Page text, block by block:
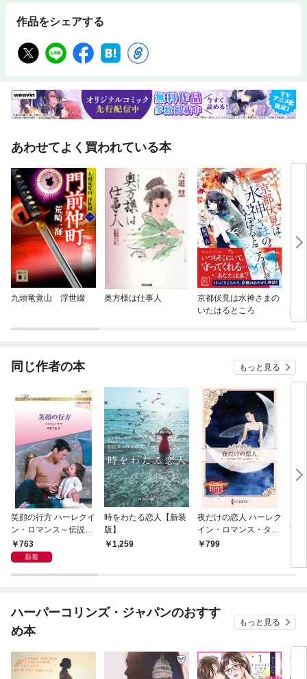
作品をシェアする
あわせてよく買われている本
九頭竜覚山 浮世綴 奥方様は仕事人
京都伏見は水神さまの
いたはるところ
か？
同じ作者の本 もっと見る
笑顔の行方 ハーレクイ
ン・ロマンス～伝説の
名作選～【ハーレクイ
ン・ロマンス版】
763
新着
時をわたる恋人【新装
版】
1,259
夜だけの恋人 ハーレク
イン・ロマンス・タイ
ムマシン【ハーレクイ
799
雨
ハーパーコリンズ・ジャパンのおすす
め本
もっと見る